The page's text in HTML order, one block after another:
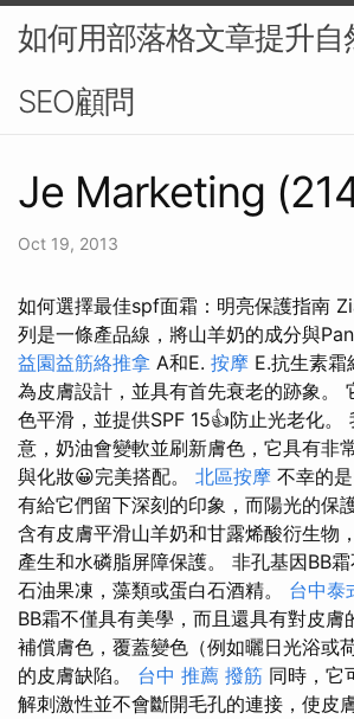
如何用部落格文章提升自
SEO顧問
Je Marketing
Oct 19, 2013
如何選擇最佳spf面霜：明亮保護指南
列是一條產品線，將山羊奶的成分與
益園益筋絡推拿 A和E. 按摩 E.抗生素霜
為皮膚設計，並具有首先衰老的跡象。
色平滑，並提供SPF 15👍防止光老化。
意，奶油會變軟並刷新膚色，它具有非
與化妝😀完美搭配。 北區按摩 不幸的
有給它們留下深刻的印象，而陽光的保
含有皮膚平滑山羊奶和甘露烯酸衍生物
產生和水磷脂屏障保護。 非孔基因BB霜
石油果凍，藻類或蛋白石酒精。 台中泰
BB霜不僅具有美學，而且還具有對皮膚
補償膚色，覆蓋變色（例如曬日光浴或
的皮膚缺陷。 台中 推薦 撥筋 同時，它
解刺激性並不會斷開毛孔的連接，使皮